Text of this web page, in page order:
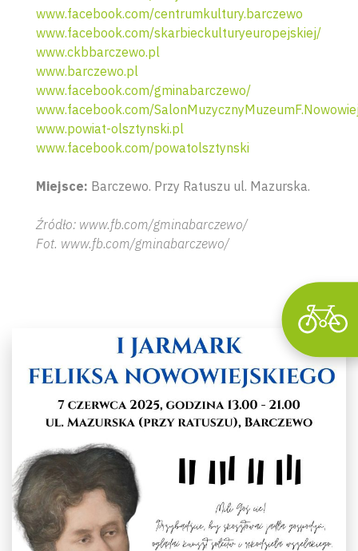
www.facebook.com/centrumkultury.barczewo
www.facebook.com/skarbieckulturyeuropejskiej/
www.ckbbarczewo.pl
www.barczewo.pl
www.facebook.com/gminabarczewo/
www.facebook.com/
www.powiat-olsztynski.pl
www.facebook.com/powatolsztynski
Miejsce: Barczewo. Przy Ratuszu ul. Mazurska.
Źródło: www.fb.com/gminabarczewo/
Fot. www.fb.com/gminabarczewo/